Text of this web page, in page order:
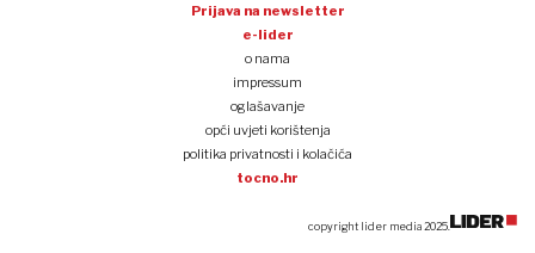
Prijava na newsletter
e-lider
o nama
impressum
oglašavanje
opći uvjeti korištenja
politika privatnosti i kolačića
tocno.hr
copyright lider media 2025.